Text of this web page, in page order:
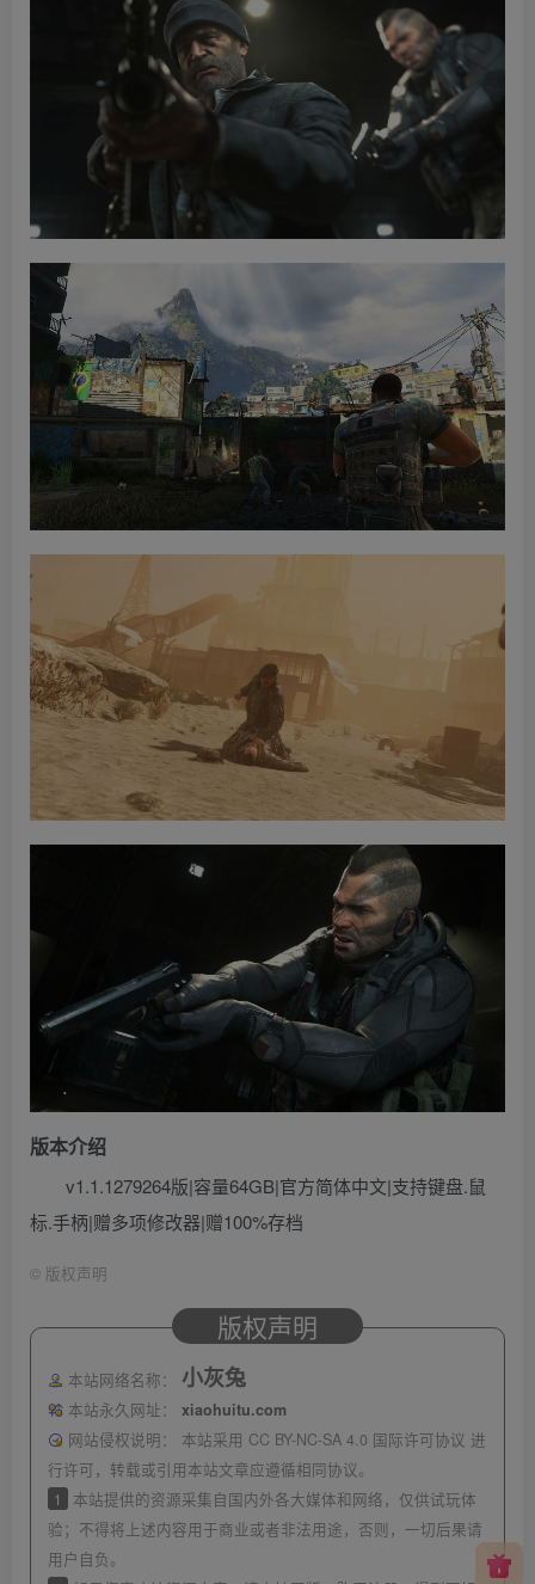
版本介绍
v1.1.1279264版|容量64GB|官方简体中文|支持键盘.鼠
标.手柄|赠多项修改器|赠100%存档
© 版权声明
版权声明
本站网络名称： 小灰兔
本站永久网址：
xiaohuitu.com
网站侵权说明：
本站采用 CC BY-NC-SA 4.0 国际许可协议 进
行许可，转载或引用本站文章应遵循相同协议。
1
本站提供的资源采集自国内外各大媒体和网络，仅供试玩体
验；不得将上述内容用于商业或者非法用途，否则，一切后果请
用户自负。